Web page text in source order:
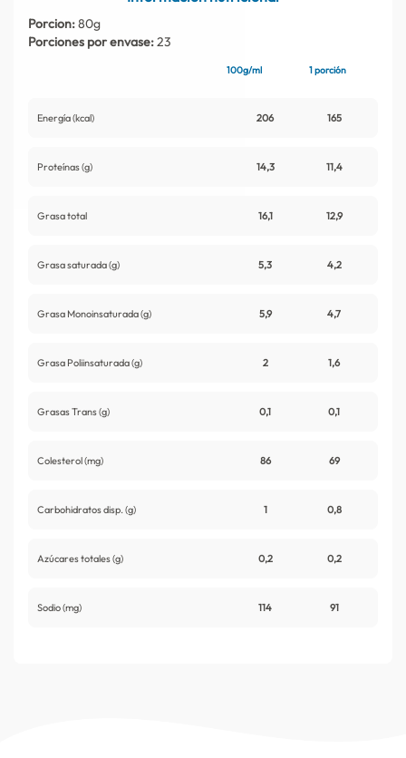
Porcion:80g
Porciones por envase:23
100g/ml 1 porción
Energía (kcal) 206 165
Proteínas (g) 14,3 11,4
Grasa total 16,1 12,9
Grasa saturada (g) 5,3 4,2
Grasa Monoinsaturada (g) 5,9 4,7
Grasa Poliinsaturada (g) 2 1,6
Grasas Trans (g) 0,1 0,1
Colesterol (mg) 86 69
Carbohidratos disp. (g) 1 0,8
Azúcares totales (g) 0,2 0,2
Sodio (mg) 114 91